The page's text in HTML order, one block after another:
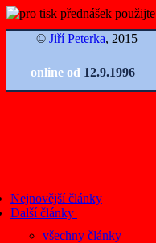
© Jiří Peterka, 2015
online od 12.9.1996
Nejnovější články
Další články
všechny články